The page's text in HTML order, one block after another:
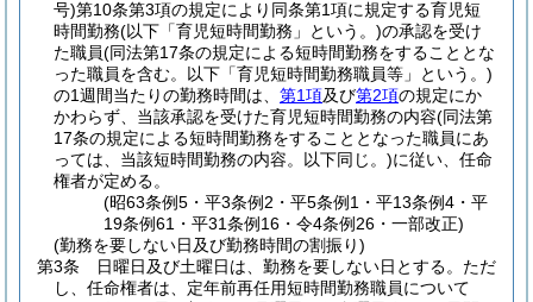
号)第10条第3項の規定により同条第1項に規定する育児短
時間勤務(以下「育児短時間勤務」という。)の承認を受け
た職員(同法第17条の規定による短時間勤務をすることとな
った職員を含む。以下「育児短時間勤務職員等」という。)
の1週間当たりの勤務時間は、 第1項及び第2項の規定にか
かわらず、当該承認を受けた育児短時間勤務の内容(同法第
17条の規定による短時間勤務をすることとなった職員にあ
っては、当該短時間勤務の内容。以下同じ。)に従い、任命
権者が定める。
(昭63条例5・平3条例2・平5条例1・平13条例4・平
19条例61・平31条例16・令4条例26・一部改正)
(勤務を要しない日及び勤務時間の割振り)
第3条
日曜日及び土曜日は、勤務を要しない日とする。 ただ
し、任命権者は、定年前再任用短時間勤務職員について